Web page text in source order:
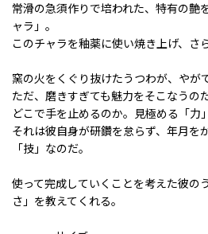
常滑の急須作りで培われた、特有の艶
ャラ」。
このチャラを釉薬に使い焼き上げ、さ
窯の火をくぐり抜けたうつわが、やが
ただ、磨きすぎても魅力をそこなうのだ
どこで手を止めるのか。見極める「力
それは彼自身が研鑽を怠らず、年月を
「技」なのだ。
使って完成していくことを考えた彼の
さ」を教えてくれる。